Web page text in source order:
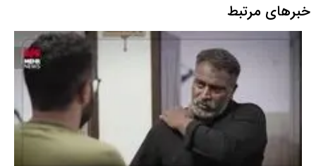
خبرهای مرتبط